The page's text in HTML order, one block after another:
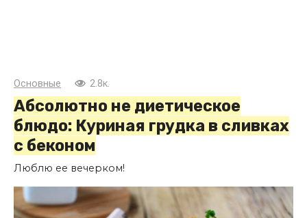
Основные 2.8к.
Абсолютно не диетическое
блюдо: Куриная грудка в сливках
с беконом
Люблю ее вечерком!